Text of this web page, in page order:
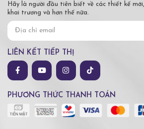
Hãy là người đầu tiên biết về các thiết kế
khai trương và hơn thế nữa.
LIÊN KẾT TIẾP THỊ
PHƯƠNG THỨC THANH TOÁN